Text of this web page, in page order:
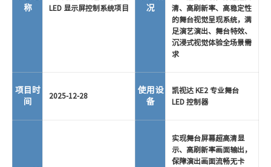
称
LED 显示屏控制系统项目
况
清、高刷新率、高稳定性
的舞台视觉呈现系统，满
足演艺演出、舞台特效、
沉浸式视觉体验全场景需
求
项目时
间
2025-12-28
使用设
备
凯视达 KE2 专业舞台
LED 控制器
实现舞台屏幕超高清显
示、高刷新率画面输出，
保障演出画面流畅无卡